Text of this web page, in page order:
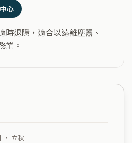
心
時退隱，適合以遠離塵囂、
業。
・ 立秋